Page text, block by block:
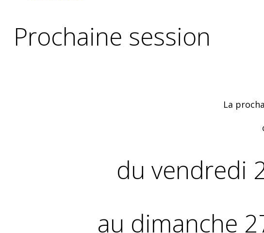
Prochaine session
La
du vendredi
au dimanche